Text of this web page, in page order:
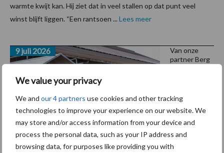
We value your privacy
We and our 4 partners use cookies and other tracking
technologies to improve your experience on our website. We
may store and/or access information from your device and
process the personal data, such as your IP address and
browsing data, for purposes like providing you with
warmte kwijt kan. Hij ziet dat in veel stallen op dat punt veel
winst blijft liggen. “Een rantsoen ... Lees meer
Van onze
partner Berg
maar
één
keer per
week in
9 juli 2026